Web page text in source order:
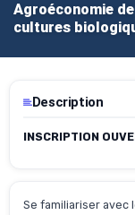
Agroéconomie
cultures
Description
INSCRIPTION
Se familiariser